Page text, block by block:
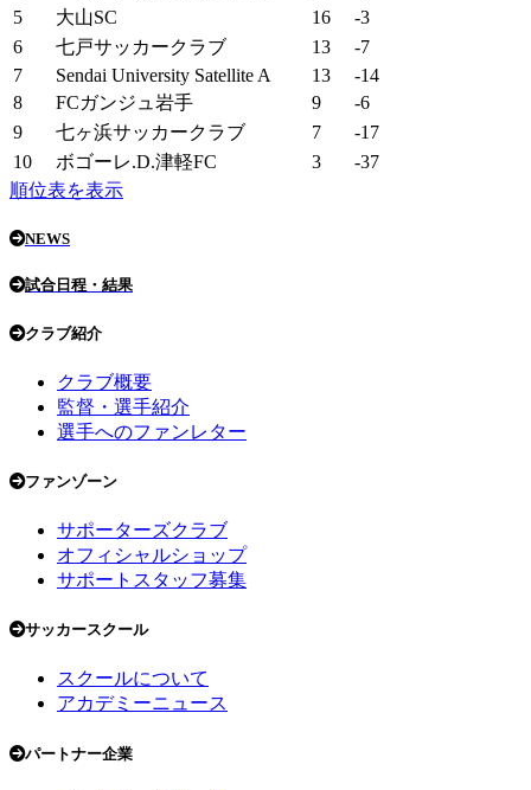
5
大山SC 16
-3
6
七戸サッカークラブ 13
-7
7
Sendai University Satellite A 13
-14
8
FCガンジュ岩手 9
-6
9
七ヶ浜サッカークラブ 7
-17
10
ボゴーレ.D.津軽FC 3
-37
順位表を表示
NEWS
試合日程・結果
クラブ紹介
クラブ概要
監督・選手紹介
選手へのファンレター
ファンゾーン
サポーターズクラブ
オフィシャルショップ
サポートスタッフ募集
サッカースクール
スクールについて
アカデミーニュース
パートナー企業